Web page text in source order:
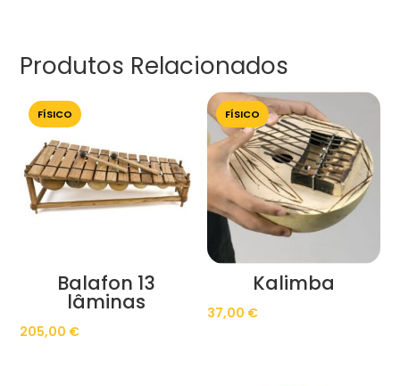
Produtos Relacionados
FÍSICO
Balafon 13
lâminas
205,00 €
FÍSICO
Kalimba
37,00 €